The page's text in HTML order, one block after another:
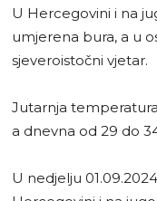
U Hercegovini i na
umjerena bura, a u
sjeveroistočni vjetar.
Jutarnja
a dnevna od 29 do
U nedjelju